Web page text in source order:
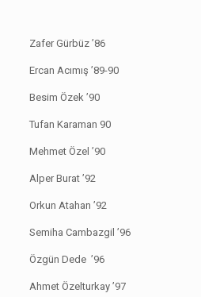
Zafer Gürbüz ’86
Ercan Acımış ’89-90
Besim Özek ’90
Tufan Karaman 90
Mehmet Özel ’90
Alper Burat ’92
Orkun Atahan ’92
Semiha Cambazgil ’96
Özgün Dede ’96
Ahmet Özelturkay ’97